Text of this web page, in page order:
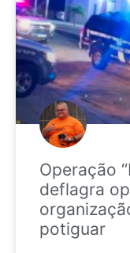
Operação
deflagra
potiguar